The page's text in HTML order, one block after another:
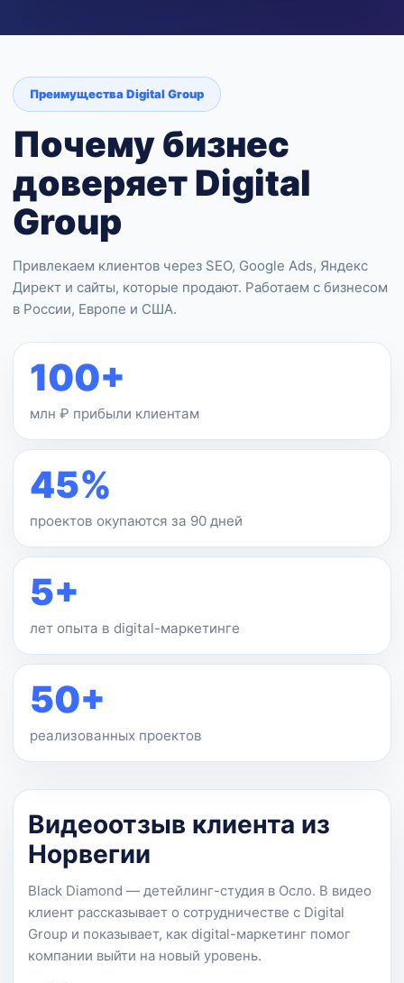
Преимущества Digital Group
Почему бизнес
доверяет Digital
Group
Привлекаем клиентов через SEO, Google Ads, Яндекс
Директ и сайты, которые продают. Работаем с бизнесом
в России, Европе и США.
100+
млн ₽ прибыли клиентам
45%
проектов окупаются за 90 дней
5+
лет опыта в digital-маркетинге
50+
реализованных проектов
Видеоотзыв клиента из
Норвегии
Black Diamond — детейлинг-студия в Осло. В видео
клиент рассказывает о сотрудничестве с Digital
Group и показывает, как digital-маркетинг помог
компании выйти на новый уровень.